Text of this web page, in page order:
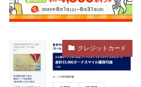
クレジットカード